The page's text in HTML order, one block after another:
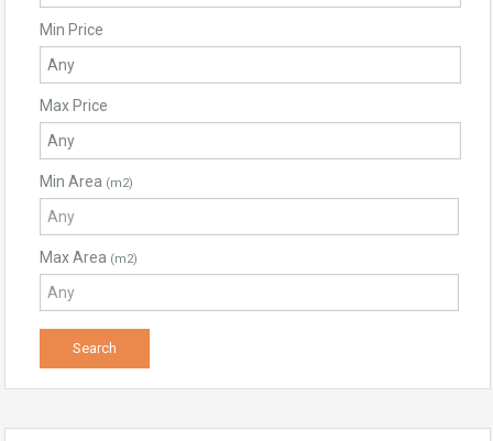
Min Price
Max Price
Min Area (m2)
Max Area (m2)